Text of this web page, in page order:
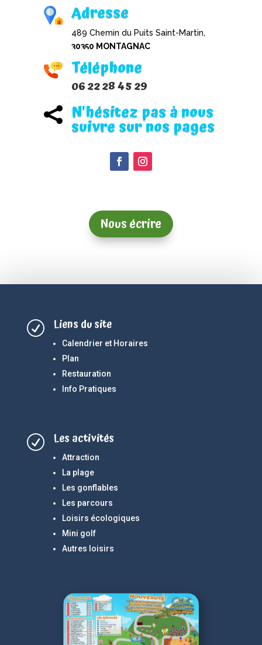
Adresse
489 Chemin du Puits Saint-Martin,
30350 MONTAGNAC
Téléphone
06 22 28 45 29
 N'hésitez pas à nous
suivre sur nos pages
Nous écrire
R Liens du site
Calendrier et Horaires
Plan
Restauration
Info Pratiques
R Les activités
Attraction
La plage
Les gonflables
Les parcours
Loisirs écologiques
Mini golf
Autres loisirs